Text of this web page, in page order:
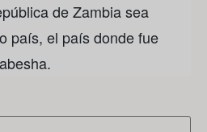
de Zambia sea
país, el país donde fue